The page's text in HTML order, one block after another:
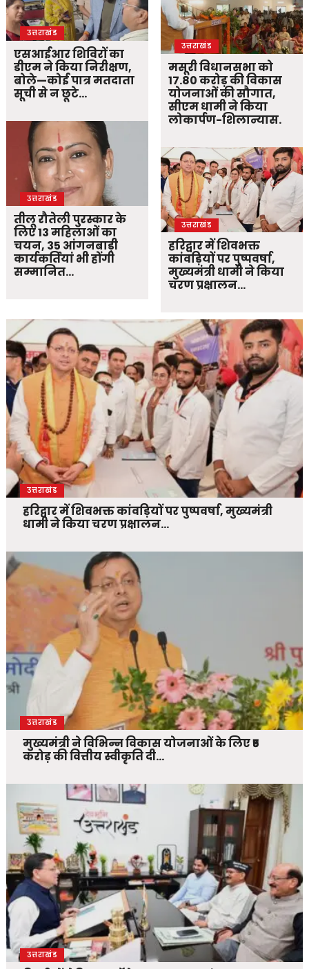
उत्तराखंड
एसआईआर शिविरों का
डीएम ने किया निरीक्षण,
बोले—कोई पात्र मतदाता
सूची से न छूटे…
उत्तराखंड
तीलू रौतेली पुरस्कार के
लिए 13 महिलाओं का
चयन, 35 आंगनबाड़ी
कार्यकर्तियां भी होंगी
सम्मानित…
उत्तराखंड
मसूरी विधानसभा को
17.80 करोड़ की विकास
योजनाओं की सौगात,
सीएम धामी ने किया
लोकार्पण-शिलान्यास.
उत्तराखंड
हरिद्वार में शिवभक्त
कांवड़ियों पर पुष्पवर्षा,
मुख्यमंत्री धामी ने किया
चरण प्रक्षालन…
उत्तराखंड
हरिद्वार में शिवभक्त कांवड़ियों पर पुष्पवर्षा, मुख्यमंत्री
धामी ने किया चरण प्रक्षालन…
उत्तराखंड
मुख्यमंत्री ने विभिन्न विकास योजनाओं के लिए ₹5
करोड़ की वित्तीय स्वीकृति दी…
उत्तराखंड